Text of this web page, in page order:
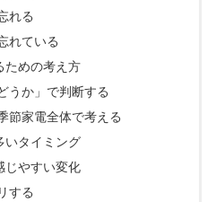
れる
れている
ための考え方
うか」で判断する
節家電全体で考える
いタイミング
じやすい変化
する